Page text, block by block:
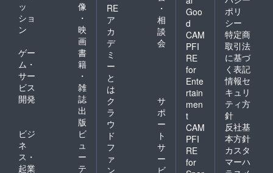
お名前
を読み
上げ
る」
「あな
たも舞
台の一
員に！
エキス
トラ体
験」は
８月公
演時の
お届け
とな
り、そ
れ以外
DVD(1
枚) ●あ
なたも
舞台の
一員
に！エ
キスト
ラ体験
(どちら
かの作
品に出
演いた
だけま
す。詳
細は後
日メー
場合が
ござい
ます。
●HPと
会場内
にお名
前を掲
示：
「備考
欄」に
掲示す
る支援
者様の
お名前
を記載
くださ
い ●プ
ッ
ショ
ン
像
・
映
画
ゲー
ム・
サー
ビス
開発
書
籍
・
雑
誌
出
版
ビジ
ネ
ス・
起業
ビ
ュ
ー
テ
RE
ア
カ
デ
ミ
ー
と
は
・
相
談
会
ク
ラ
ウ
ド
フ
ァ
ン
サ
ポ
ー
ト
サ
ー
ビ
Goo
d
CAM
PFI
RE
for
Ente
rtain
men
t
CAM
PFI
RE
for
ポリ
シー
特定商
取引法
に基づ
く表記
情報セ
キュリ
ティ方
針
反社基
本方針
カスタ
マーハ